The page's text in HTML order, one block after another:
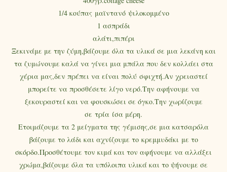
1/4 κούπας μαϊντανό ψιλοκομμένο
1 ασπράδι
αλάτι,πιπέρι
Ξεκινάμε με την ζύμη,βάζουμε όλα τα υλικά σε μια λεκάνη και
τα ζυμώνουμε καλά να γίνει μια μπάλα που δεν κολλάει στα
χέρια μας,δεν πρέπει να είναι πολύ σφιχτή.Αν χρειαστεί
μπορείτε να προσθέσετε λίγο νερό.Την αφήνουμε να
ξεκουραστεί και να φουσκώσει σε όγκο.Την χωρίζουμε
σε τρία ίσα μέρη.
Ετοιμάζουμε τα 2 μείγματα της γέμισης,σε μια κατσαρόλα
βάζουμε το λάδι και αχνίζουμε το κρεμμυδάκι με το
σκόρδο.Προσθέτουμε τον κιμά και τον αφήνουμε να αλλάξει
χρώμα,βάζουμε όλα τα υπόλοιπα υλικά και το ψήνουμε σε